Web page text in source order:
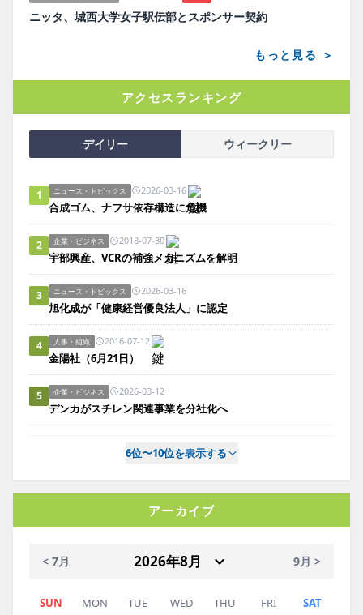
ニッタ、城西大学女子駅伝部とスポンサー契約
もっと見る ＞
アクセスランキング
デイリー ウィークリー
1 ニュース・トピックス 2026-03-16
合成ゴム、ナフサ依存構造に危機
2 企業・ビジネス 2018-07-30
宇部興産、VCRの補強メカニズムを解明
3 ニュース・トピックス 2026-03-16
旭化成が「健康経営優良法人」に認定
4 人事・組織 2016-07-12
金陽社（6月21日）
5 企業・ビジネス 2026-03-12
デンカがスチレン関連事業を分社化へ
6位〜10位を表示する
アーカイブ
< 7月 9月 >
SUN MON TUE WED THU FRI
SAT